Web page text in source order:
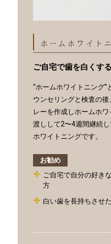
ホームホワイト
ご自宅で歯を白くする
“ホームホワイトニング”
ウンセリングと検査の
レーを作成しホームホ
渡しして2〜4週間継続
ホワイトニングです。
お勧め
ご自宅で自分の好き
方
白い歯を長持ちさせ